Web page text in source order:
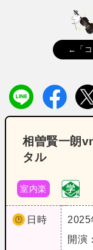
←「コ
相曽賢一朗
タル
室内楽
日時
2025
開演